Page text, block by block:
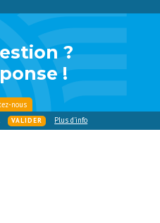
?
!
nous
VALIDER Plus d'info